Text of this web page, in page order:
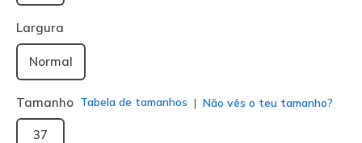
selecionado
Largura
Normal
Tamanho Tabela de tamanhos Não vês o teu tamanho?
37